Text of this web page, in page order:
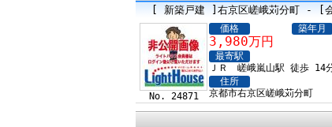
[ 新築戸建 ]右京区嵯峨苅分町 - [会
No. 24871
価格
3,980万円
築年月
最寄駅
ＪＲ 嵯峨嵐山駅 徒歩 14
住所
京都市右京区嵯峨苅分町